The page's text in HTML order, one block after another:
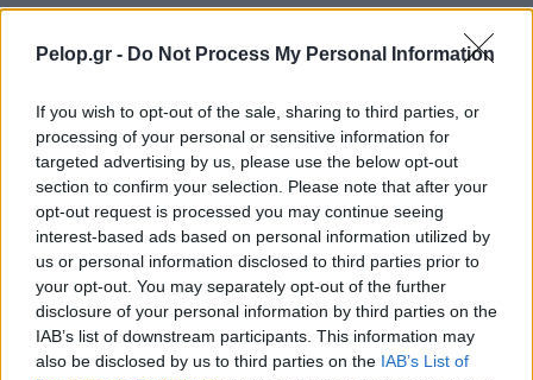
Pelop.gr - Do Not Process My Personal Information
If you wish to opt-out of the sale, sharing to third parties, or
processing of your personal or sensitive information for
targeted advertising by us, please use the below opt-out
section to confirm your selection. Please note that after your
opt-out request is processed you may continue seeing
interest-based ads based on personal information utilized by
us or personal information disclosed to third parties prior to
your opt-out. You may separately opt-out of the further
disclosure of your personal information by third parties on the
IAB’s list of downstream participants. This information may
also be disclosed by us to third parties on the IAB’s List of
Η λειτουργία του Apple Watch που λίγοι γνωρίζουν και
ίσως σώσει ζωές